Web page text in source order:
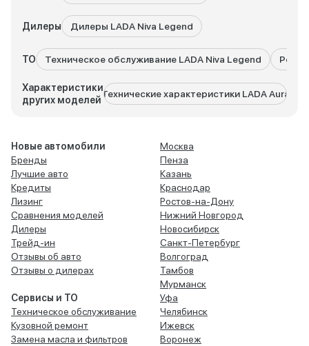
Дилеры Дилеры LADA Niva Legend
ТО Техническое обслуживание LADA Niva Legend
Характеристики
других моделей
Технические характеристики LADA Aura
Новые автомобили
Бренды
Лучшие авто
Кредиты
Лизинг
Сравнения моделей
Дилеры
Трейд-ин
Отзывы об авто
Отзывы о дилерах
Сервисы и ТО
Техническое обслуживание
Кузовной ремонт
Замена масла и фильтров
Москва
Пенза
Казань
Краснодар
Ростов-на-Дону
Нижний Новгород
Новосибирск
Санкт-Петербург
Волгоград
Тамбов
Мурманск
Уфа
Челябинск
Ижевск
Воронеж